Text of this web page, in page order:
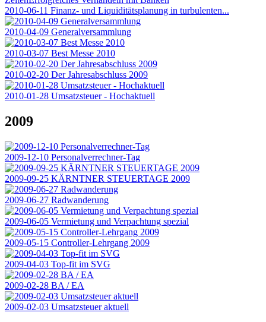
2010-06-11 Finanz- und Liquiditätsplanung in turbulenten...
2010-04-09 Generalversammlung
2010-03-07 Best Messe 2010
2010-02-20 Der Jahresabschluss 2009
2010-01-28 Umsatzsteuer - Hochaktuell
2009
2009-12-10 Personalverrechner-Tag
2009-09-25 KÄRNTNER STEUERTAGE 2009
2009-06-27 Radwanderung
2009-06-05 Vermietung und Verpachtung spezial
2009-05-15 Controller-Lehrgang 2009
2009-04-03 Top-fit im SVG
2009-02-28 BA / EA
2009-02-03 Umsatzsteuer aktuell